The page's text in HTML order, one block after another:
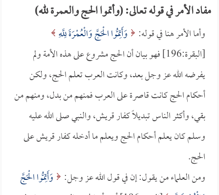
مفاد الأمر في قوله تعالى: (وأتموا الحج والعمرة لله)
وأما الأمر هنا في قوله:
وَأَتِمُّوا الْحَجَّ وَالْعُمْرَةَ لِلَّهِ
[البقرة:196] فهو بيان أن الحج مشروع على هذه الأمة ولم
يفرضه الله عز وجل بعد، وكانت العرب تعلم الحج، ولكن
أحكام الحج كانت قاصرة على العرب فمنهم من بدل، ومنهم من
بقي، وأكثر الناس تبديلاً كفار قريش، والنبي صلى الله عليه
وسلم كان يعلم أحكام الحج ويعلم ما أدخله كفار قريش على
الحج.
ومن العلماء من يقول: إن في قول الله عز وجل:
وَأَتِمُّوا الْحَجَّ